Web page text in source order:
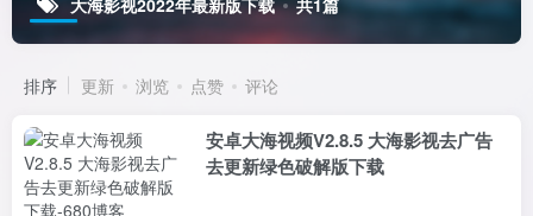
大海影视2022年最新版下载 共1篇
排序 更新 浏览 点赞 评论
安卓大海视频V2.8.5 大海影视去广告
去更新绿色破解版下载